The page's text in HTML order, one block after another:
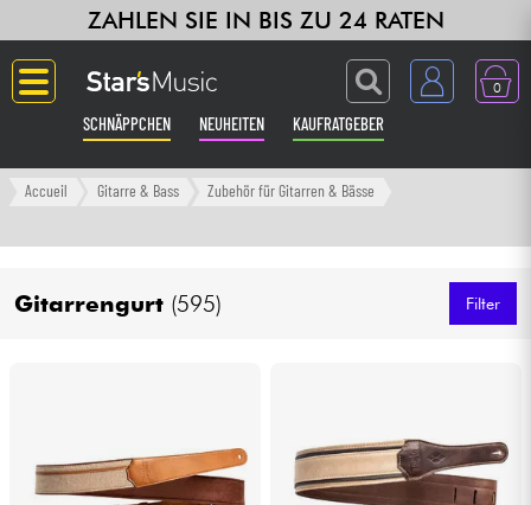
ZAHLEN SIE IN BIS ZU 24 RATEN
0
SCHNÄPPCHEN NEUHEITEN KAUFRATGEBER
Langue
Verstärker & Effekte
Studio
Accueil Gitarre & Bass Zubehör für Gitarren & Bässe
Gitarrengurt (595) Filter